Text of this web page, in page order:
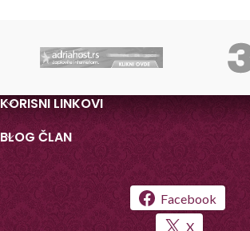
KORISNI LINKOVI
BLOG ČLAN
Facebook
X